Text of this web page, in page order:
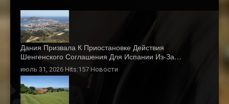
Дания Призвала К Приостановке Действия
Шенгенского Соглашения Для Испании Из-За…
июль 31, 2026 Hits:157 Новости